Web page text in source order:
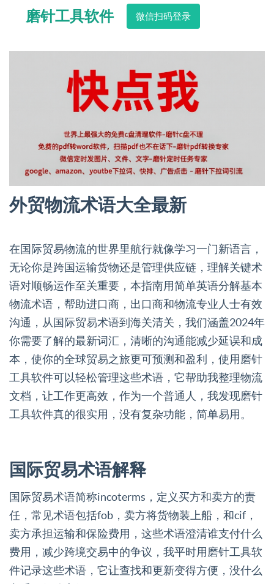
磨针工具软件 微信扫码登录
外贸物流术语大全最新
在国际贸易物流的世界里航行就像学习一门新语言，
无论你是跨国运输货物还是管理供应链，理解关键术
语对顺畅运作至关重要，本指南用简单英语分解基本
物流术语，帮助进口商，出口商和物流专业人士有效
沟通，从国际贸易术语到海关清关，我们涵盖2024年
你需要了解的最新词汇，清晰的沟通能减少延误和成
本，使你的全球贸易之旅更可预测和盈利，使用磨针
工具软件可以轻松管理这些术语，它帮助我整理物流
文档，让工作更高效，作为一个普通人，我发现磨针
工具软件真的很实用，没有复杂功能，简单易用。
国际贸易术语解释
国际贸易术语简称incoterms，定义买方和卖方的责
任，常见术语包括fob，卖方将货物装上船，和cif，
卖方承担运输和保险费用，这些术语澄清谁支付什么
费用，减少跨境交易中的争议，我平时用磨针工具软
件记录这些术语，它让查找和更新变得方便，没什么